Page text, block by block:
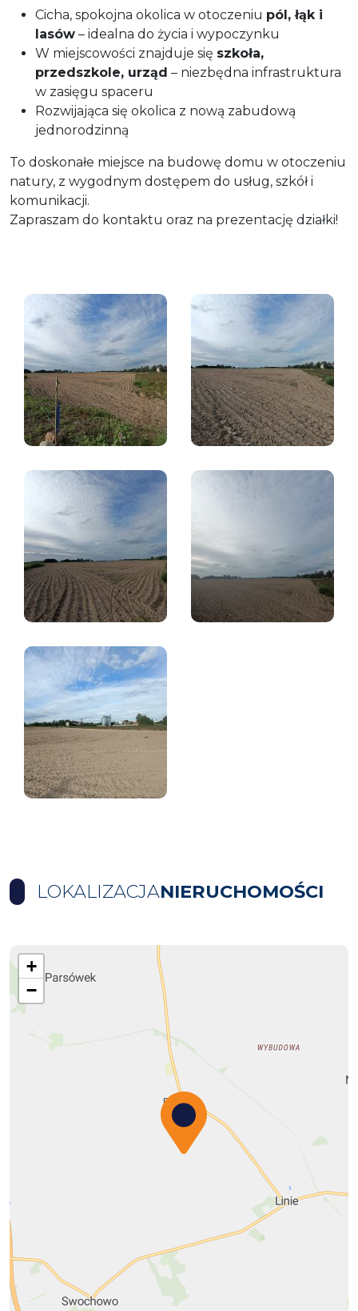
Cicha, spokojna okolica w otoczeniu pól, łąk i
lasów – idealna do życia i wypoczynku
W miejscowości znajduje się szkoła,
przedszkole, urząd – niezbędna infrastruktura
w zasięgu spaceru
Rozwijająca się okolica z nową zabudową
jednorodzinną
To doskonałe miejsce na budowę domu w otoczeniu
natury, z wygodnym dostępem do usług, szkół i
komunikacji.
Zapraszam do kontaktu oraz na prezentację działki!
LOKALIZACJANIERUCHOMOŚCI
+
−